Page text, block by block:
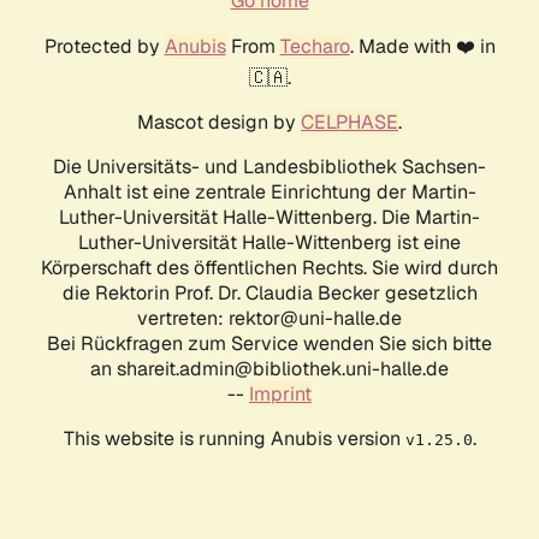
Protected by AnubisFrom Techaro. Made with ❤️ in
🇨🇦.
Mascot design by CELPHASE.
Die Universitäts- und Landesbibliothek Sachsen-
Anhalt ist eine zentrale Einrichtung der Martin-
Luther-Universität Halle-Wittenberg. Die Martin-
Luther-Universität Halle-Wittenberg ist eine
Körperschaft des öffentlichen Rechts. Sie wird durch
die Rektorin Prof. Dr. Claudia Becker gesetzlich
vertreten: rektor@uni-halle.de
Bei Rückfragen zum Service wenden Sie sich bitte
an shareit.admin@bibliothek.uni-halle.de
-- Imprint
This website is running Anubis version v1.25.0.